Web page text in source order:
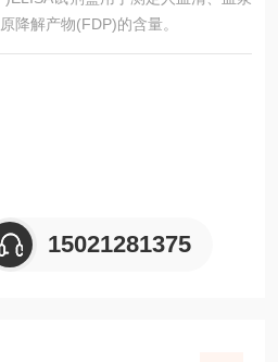
降解产物(FDP)的含量。
15021281375